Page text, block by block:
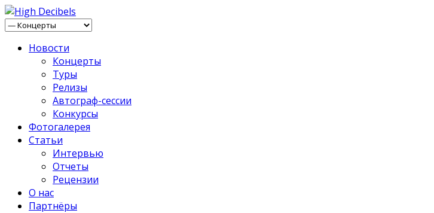
Новости
Концерты
Туры
Релизы
Автограф-сессии
Конкурсы
Фотогалерея
Статьи
Интервью
Отчеты
Рецензии
О нас
Партнёры